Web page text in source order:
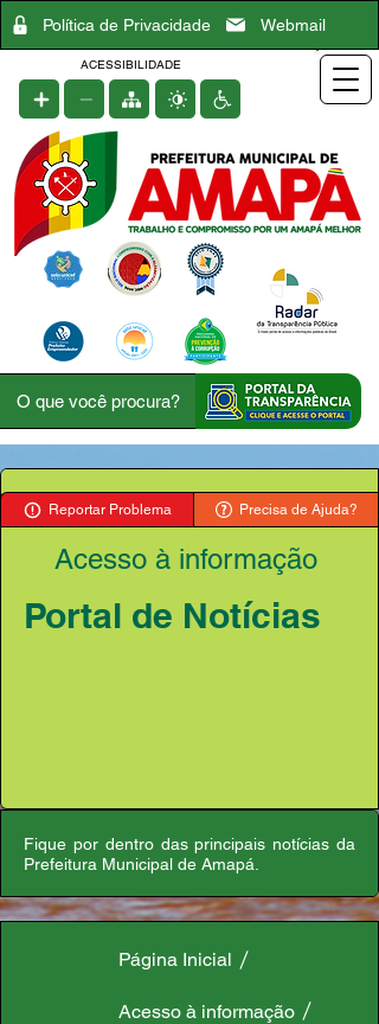
Política de Privacidade Webmail
ACESSIBILIDADE
Reportar Problema Precisa de Ajuda?
Acesso à informação
Portal de Notícias
Fique por dentro das principais notícias da
Prefeitura Municipal de Amapá.
Página Inicial
Acesso à informação